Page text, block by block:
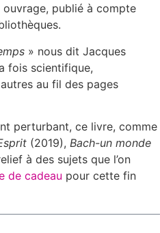
publié à compte
» nous dit Jacques
fois scientifique,
au fil des pages
perturbant, ce livre, comme
(2019), Bach-un monde
à des sujets que l’on
de cadeau pour cette fin